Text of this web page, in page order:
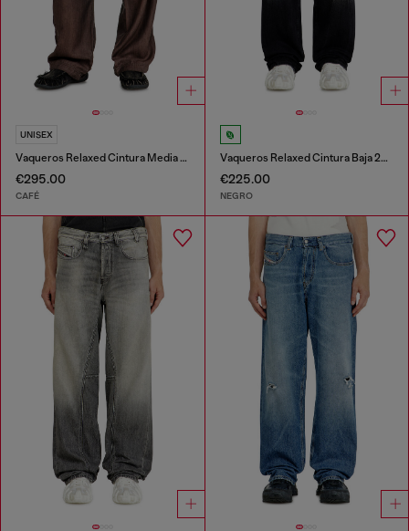
UNISEX
Vaqueros Relaxed Cintura Media D-Roder
€295.00
CAFÉ
Vaqueros Relaxed Cintura Baja 2001 D-Macro
€225.00
NEGRO